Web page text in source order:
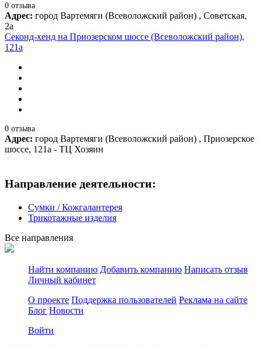
0 отзыва
Адрес: город Вартемяги (Всеволожский район) , Советская,
2а
Секонд-хенд на Приозерском шоссе (Всеволожский район),
121а
0 отзыва
Адрес: город Вартемяги (Всеволожский район) , Приозерское
шоссе, 121а - ТЦ Хозяин
Направление деятельности:
Сумки / Кожгалантерея
Трикотажные изделия
Все направления
Найти компанию Добавить компанию Написать отзыв
Личный кабинет
О проекте Поддержка пользователей Реклама на сайте
Блог Новости
Войти